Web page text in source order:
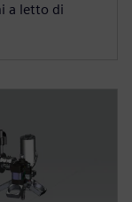
a letto di